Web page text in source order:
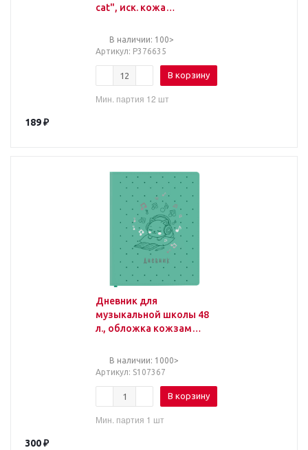
cat", иск. кожа
ляссеВ наличии: 100>
Артикул: Р376635
В корзину
Мин. партия 12 шт
189₽
Дневник для
музыкальной школы 48
л., обложка кожзам
BRAUBERG, КОТИК,
107367
В наличии: 1000>
Артикул: S107367
В корзину
Мин. партия 1 шт
300₽